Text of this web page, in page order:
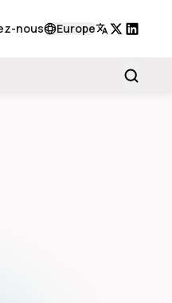
nous
Europe